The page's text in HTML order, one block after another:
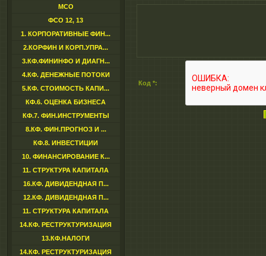
МСО
ФСО 12, 13
1. КОРПОРАТИВНЫЕ ФИН...
2.КОРФИН И КОРП.УПРА...
3.КФ.ФИНИНФО И ДИАГН...
4.КФ. ДЕНЕЖНЫЕ ПОТОКИ
5.КФ. СТОИМОСТЬ КАПИ...
КФ.6. ОЦЕНКА БИЗНЕСА
КФ.7. ФИН.ИНСТРУМЕНТЫ
8.КФ. ФИН.ПРОГНОЗ И ...
КФ.8. ИНВЕСТИЦИИ
10. ФИНАНСИРОВАНИЕ К...
11. СТРУКТУРА КАПИТАЛА
16.КФ. ДИВИДЕНДНАЯ П...
12.КФ. ДИВИДЕНДНАЯ П...
11. СТРУКТУРА КАПИТАЛА
14.КФ. РЕСТРУКТУРИЗАЦИЯ
13.КФ.НАЛОГИ
14.КФ. РЕСТРУКТУРИЗАЦИЯ
Код *: